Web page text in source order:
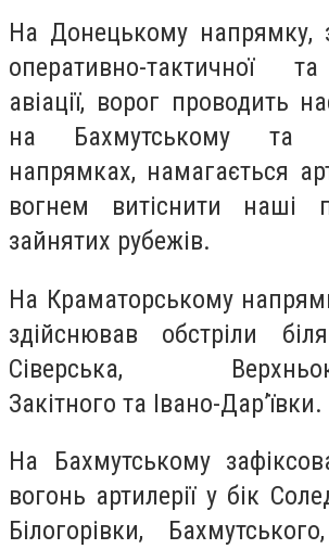
На Донецькому напрямку,
оперативно-тактичної
авіації, ворог проводить
на Бахмутському та
напрямках, намагається
вогнем витіснити наші
зайнятих рубежів.
На Краматорському
здійснював обстріли
Сіверська,
Закітного та Івано-Дар’ївки.
На Бахмутському
вогонь артилерії у бік
Білогорівки,